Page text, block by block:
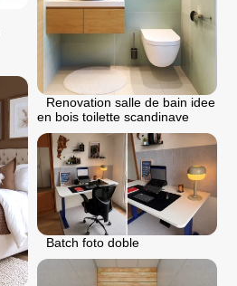
Renovation salle de bain idee
en bois toilette scandinave
Batch foto doble